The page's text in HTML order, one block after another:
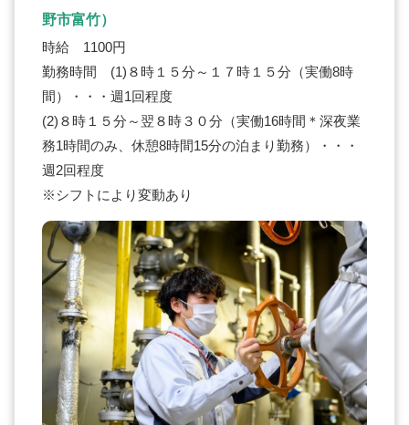
野市富竹）
時給 1100円
勤務時間 (1)８時１５分～１７時１５分（実働8時
間）・・・週1回程度
(2)８時１５分～翌８時３０分（実働16時間＊深夜業
務1時間のみ、休憩8時間15分の泊まり勤務）・・・
週2回程度
※シフトにより変動あり